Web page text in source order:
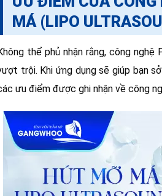
MÁ (LIPO
thể phủ nhận rằng, công
trội. Khi ứng dụng sẽ giúp bạn
ưu điểm được ghi nhận về công